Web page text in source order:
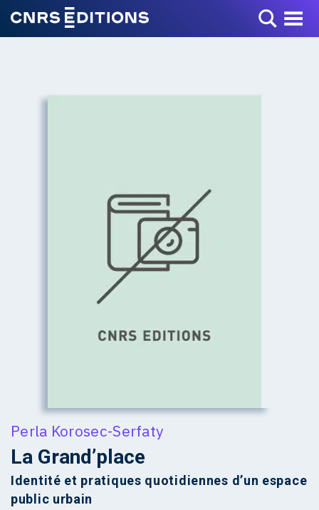
Toggle Menu
Perla Korosec-Serfaty
La Grand’place
Identité et pratiques quotidiennes d’un espace
public urbain